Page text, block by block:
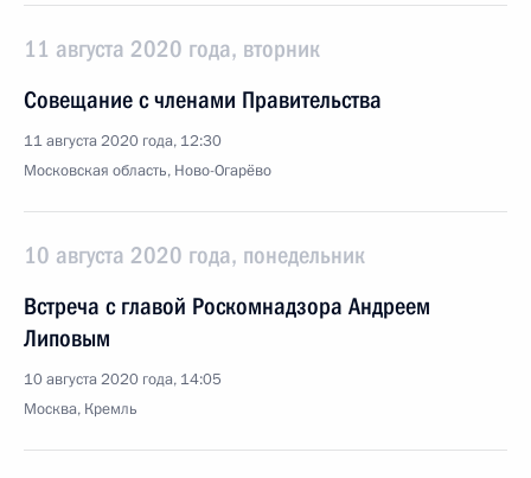
11 августа 2020 года, вторник
Совещание с членами Правительства
11 августа 2020 года, 12:30
Московская область, Ново-Огарёво
10 августа 2020 года, понедельник
Встреча с главой Роскомнадзора Андреем
Липовым
10 августа 2020 года, 14:05
Москва, Кремль